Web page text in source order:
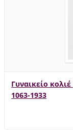
Γυναικείο
1063-1933